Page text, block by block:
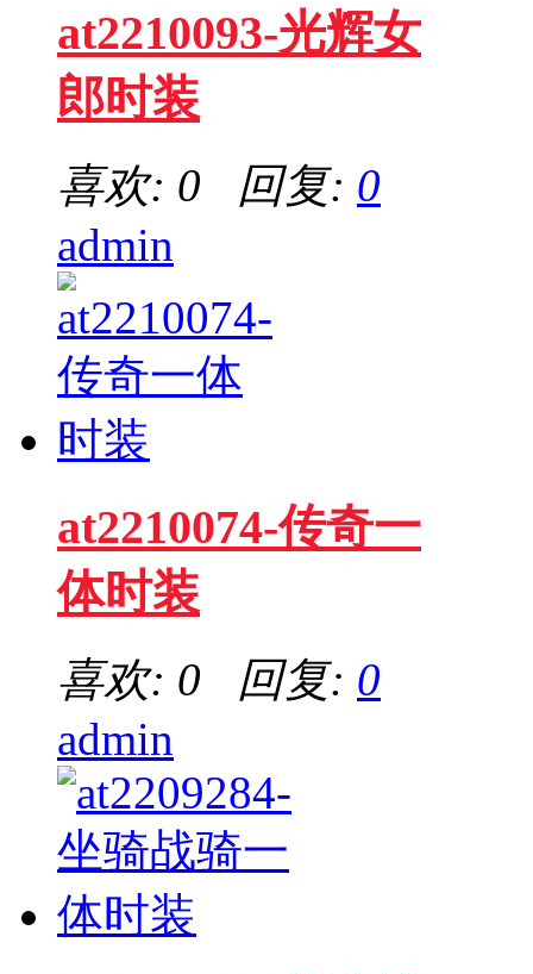
at2210093-光辉女
郎时装
喜欢: 0 回复: 0
admin
at2210074-传奇一
体时装
喜欢: 0 回复: 0
admin